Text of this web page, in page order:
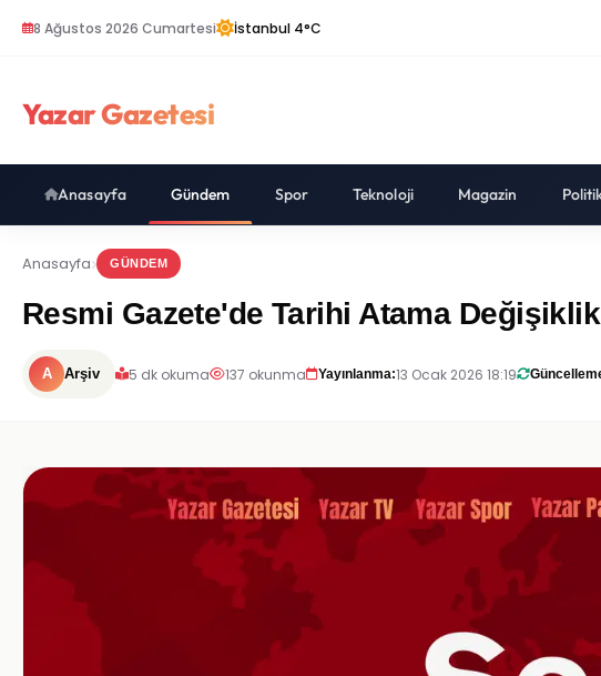
8 Ağustos 2026 Cumartesi İstanbul 4°C
Yazar Gazetesi
Anasayfa Gündem Spor Teknoloji Magazin
Anasayfa GÜNDEM
Resmi Gazete'de Tarihi Atama
A Arşiv 5 dk okuma 137 okunma Yayınlanma:13 Ocak 2026 18:19